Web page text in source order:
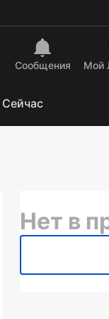
Сообщения Mой
Нет в